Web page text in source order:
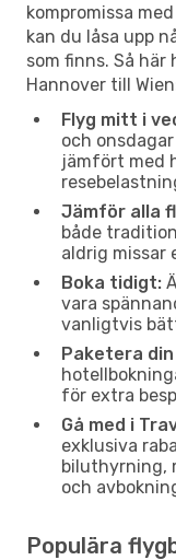
kompromissa
kan du låsa upp
som finns. Så
Hannover till
Flyg mitt i
och
jämfört med
Jämför alla
både
aldrig missar
Boka tidigt:
vara
vanligtvis
Paketera
för extra
Gå med i
exklusiva
biluthyrning,
och
Populära